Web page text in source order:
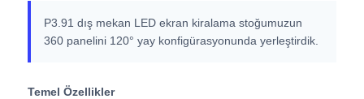
P3.91 dış mekan LED ekran kiralama stoğumuzun
360 panelini 120° yay konfigürasyonunda yerleştirdik.
Temel Özellikler